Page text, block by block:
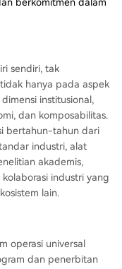
sendiri, tak
hanya pada aspek
institusional,
dan komposabilitas.
bertahun-tahun dari
industri, alat
akademis,
industri yang
lain.
operasi universal
dan penerbitan